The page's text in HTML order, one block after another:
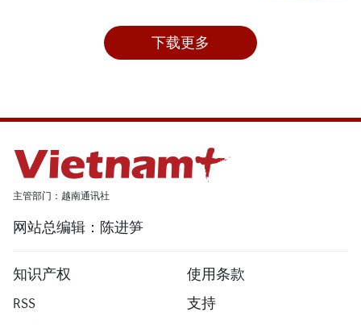
下载更多
主管部门：越南通讯社
网站总编辑：陈进笋
知识产权
使用条款
RSS
支持